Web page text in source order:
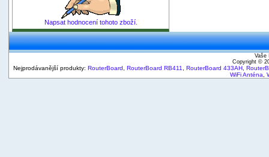
Napsat hodnocení tohoto zboží.
Vaše
Copyright ©
Nejprodávanější produkty: RouterBoard RouterBoard RB411 RouterBoard 433AH
WiFi Anténa